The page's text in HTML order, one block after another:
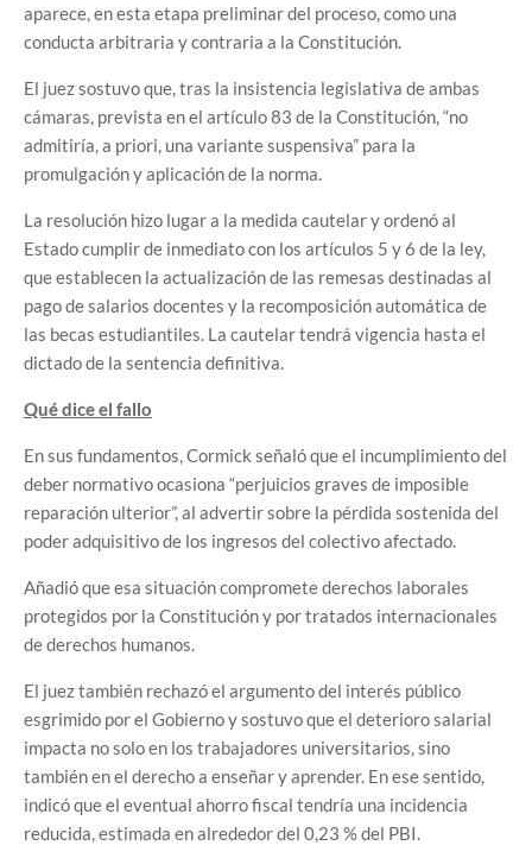
aparece, en esta etapa preliminar del proceso, como una
conducta arbitraria y contraria a la Constitución.
El juez sostuvo que, tras la insistencia legislativa de ambas
cámaras, prevista en el artículo 83 de la Constitución, “no
admitiría, a priori, una variante suspensiva” para la
promulgación y aplicación de la norma.
La resolución hizo lugar a la medida cautelar y ordenó al
Estado cumplir de inmediato con los artículos 5 y 6 de la ley,
que establecen la actualización de las remesas destinadas al
pago de salarios docentes y la recomposición automática de
las becas estudiantiles. La cautelar tendrá vigencia hasta el
dictado de la sentencia definitiva.
Qué dice el fallo
En sus fundamentos, Cormick señaló que el incumplimiento del
deber normativo ocasiona “perjuicios graves de imposible
reparación ulterior”, al advertir sobre la pérdida sostenida del
poder adquisitivo de los ingresos del colectivo afectado.
Añadió que esa situación compromete derechos laborales
protegidos por la Constitución y por tratados internacionales
de derechos humanos.
El juez también rechazó el argumento del interés público
esgrimido por el Gobierno y sostuvo que el deterioro salarial
impacta no solo en los trabajadores universitarios, sino
también en el derecho a enseñar y aprender. En ese sentido,
indicó que el eventual ahorro fiscal tendría una incidencia
reducida, estimada en alrededor del 0,23 % del PBI.